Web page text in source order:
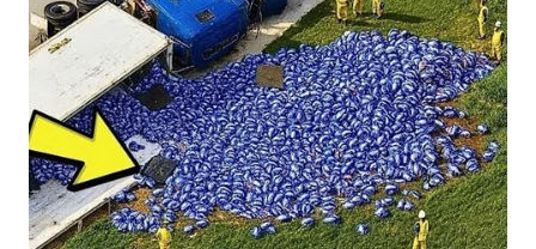
WN
LABUANBAJO
WN
BORNEO
Wahana
Media
Group